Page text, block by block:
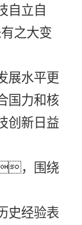
立自
之大变
水平更
国力和核
新日益
，围绕
经验表